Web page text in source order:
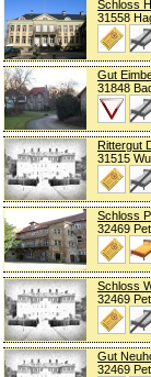
Schloss
31558
Gut
31848
Rittergut
31515
Schloss
32469
Schloss
32469
Gut
32469